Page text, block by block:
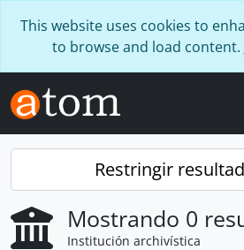
This website uses cookies to
to browse and load content.
Restringir
Mostrando 0
Institución archivística